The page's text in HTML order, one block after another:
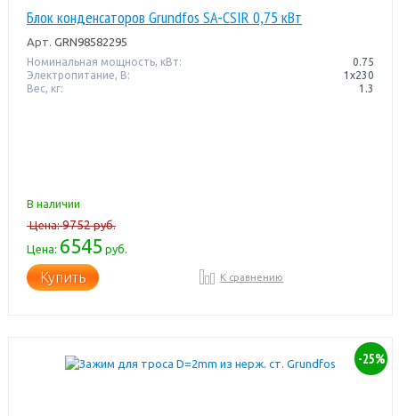
Блок конденсаторов Grundfos SA-CSIR 0,75 кВт
Арт. GRN98582295
Номинальная мощность, кВт:
0.75
Электропитание, В:
1х230
Вес, кг:
1.3
В наличии
Цена:9752руб.
Цена: 6545руб.
Купить К сравнению
-25%